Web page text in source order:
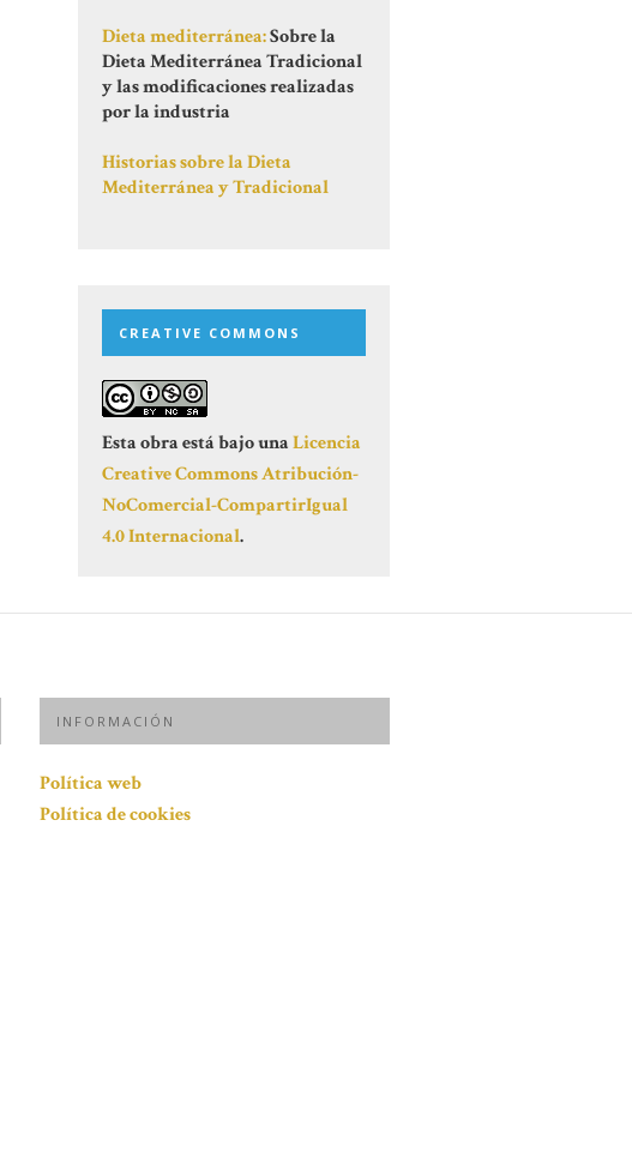
Dieta mediterránea:Sobre la
Dieta Mediterránea Tradicional
y las modificaciones realizadas
por la industria
Historias sobre la Dieta
Mediterránea y Tradicional
CREATIVE COMMONS
Esta obra está bajo unaLicencia
Creative Commons Atribución-
NoComercial-CompartirIgual
4.0 Internacional.
INFORMACIÓN
Política web
Política de cookies